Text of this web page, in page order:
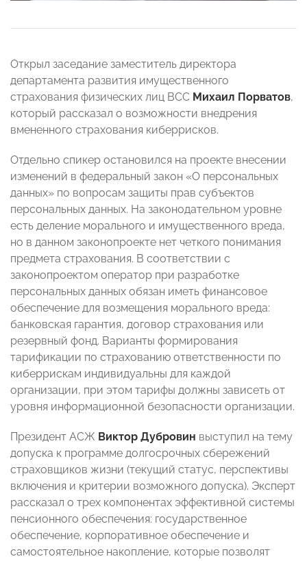
Открыл заседание заместитель директора
департамента развития имущественного
страхования физических лиц ВСС Михаил Порватов,
который рассказал о возможности внедрения
вмененного страхования киберрисков.
Отдельно спикер остановился на проекте внесении
изменений в федеральный закон «О персональных
данных» по вопросам защиты прав субъектов
персональных данных. На законодательном уровне
есть деление морального и имущественного вреда,
но в данном законопроекте нет четкого понимания
предмета страхования. В соответствии с
законопроектом оператор при разработке
персональных данных обязан иметь финансовое
обеспечение для возмещения морального вреда:
банковская гарантия, договор страхования или
резервный фонд. Варианты формирования
тарификации по страхованию ответственности по
киберрискам индивидуальны для каждой
организации, при этом тарифы должны зависеть от
уровня информационной безопасности организации.
Президент АСЖ Виктор Дубровин выступил на тему
допуска к программе долгосрочных сбережений
страховщиков жизни (текущий статус, перспективы
включения и критерии возможного допуска). Эксперт
рассказал о трех компонентах эффективной системы
пенсионного обеспечения: государственное
обеспечение, корпоративное обеспечение и
самостоятельное накопление, которые позволят